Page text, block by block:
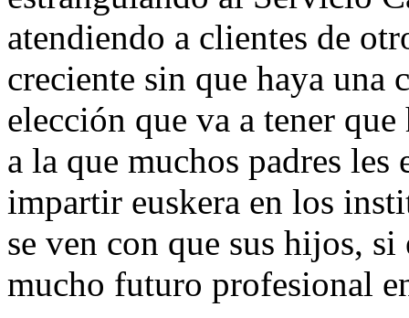
atendiendo a clientes de
creciente sin que haya una
elección que va a tener
a la que muchos padres
impartir euskera en los
se ven con que sus hijos,
mucho futuro profesional